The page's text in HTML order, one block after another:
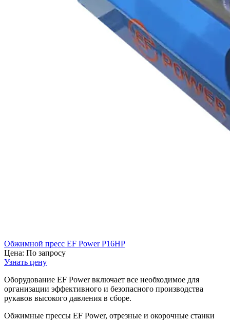
Обжимной пресс EF Power P16HP
Цена: По запросу
Узнать цену
Оборудование EF Power включает все необходимое для
организации эффективного и безопасного производства
рукавов высокого давления в сборе.
Обжимные прессы EF Power, отрезные и окорочные станки